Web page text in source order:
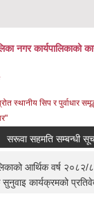
नगर कार्यपालिकाको
स्थानीय सिप र पुर्वाधार
सरूवा सहमति सम्बन्धी
आर्थिक वर्ष २०८२/
सुनुवाइ कार्यक्रमको